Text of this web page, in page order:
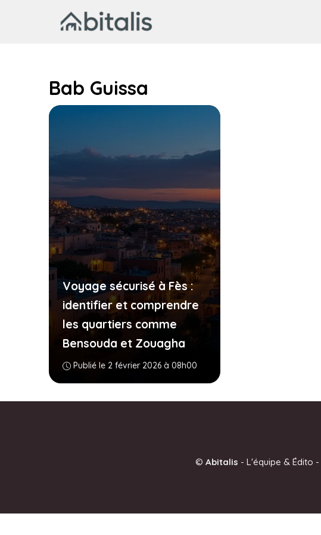
Bab Guissa
Voyage sécurisé à Fès :
identifier et comprendre
les quartiers comme
Bensouda et Zouagha
Publié le 2 février 2026 à 08h00
© Abitalis - L'équipe & Édito -